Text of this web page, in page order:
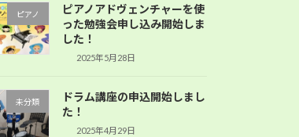
ピアノ
ピアノアドヴェンチャーを使
った勉強会申し込み開始しま
した！
2025年5月28日
未分類
ドラム講座の申込開始しまし
た！
2025年4月29日